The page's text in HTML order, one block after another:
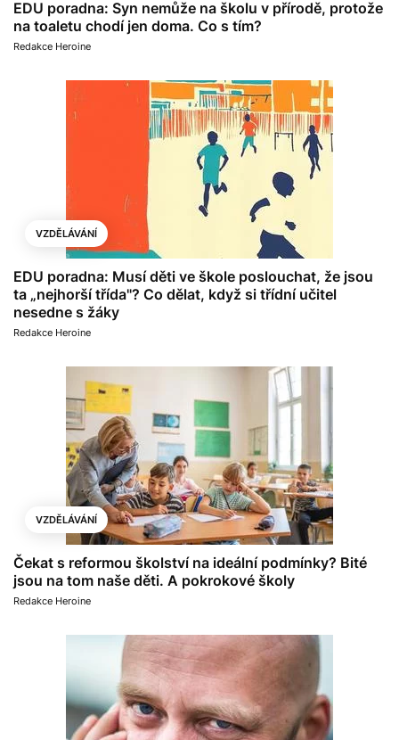
EDU poradna: Syn nemůže na školu v přírodě, protože
na toaletu chodí jen doma. Co s tím?
Redakce Heroine
VZDĚLÁVÁNÍ
EDU poradna: Musí děti ve škole poslouchat, že jsou
ta „nejhorší třída"? Co dělat, když si třídní učitel
nesedne s žáky
Redakce Heroine
VZDĚLÁVÁNÍ
Čekat s reformou školství na ideální podmínky? Bité
jsou na tom naše děti. A pokrokové školy
Redakce Heroine